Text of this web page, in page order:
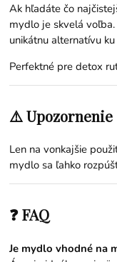
Ak hľadáte čo
mydlo je skvelá
unikátnu alternatívu
Perfektné pre detox
⚠️ Upozornenie
Len na vonkajšie
mydlo sa ľahko
❓ FAQ
Je mydlo vhodné na